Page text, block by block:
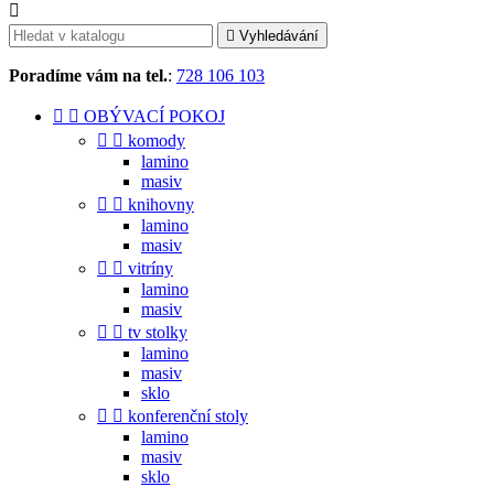

 Vyhledávání
Poradíme vám na tel.: 728 106 103
  OBÝVACÍ POKOJ
  komody
lamino
masiv
  knihovny
lamino
masiv
  vitríny
lamino
masiv
  tv stolky
lamino
masiv
sklo
  konferenční stoly
lamino
masiv
sklo